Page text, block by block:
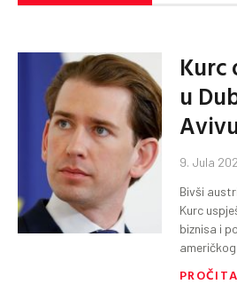
Kurc
u
9. Jula
Bivši
Kurc
biznisa i